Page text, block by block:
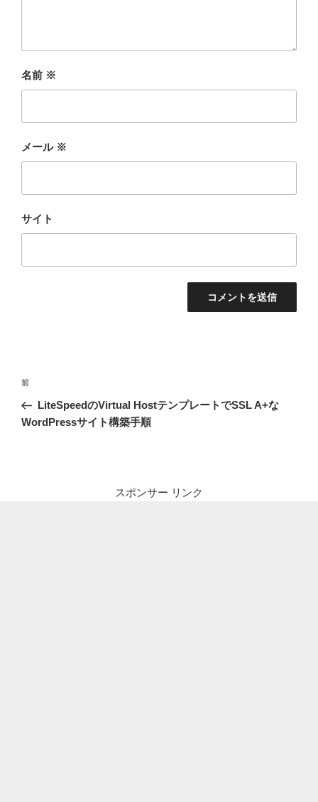
名前 ※
メール ※
サイト
投
ナ
前
の
投
前
LiteSpeedのVirtual HostテンプレートでSSL A+な
WordPressサイト構築手順
スポンサー リンク